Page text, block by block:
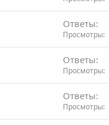
Ответы
Просмотры
Ответы
Просмотры
Ответы
Просмотры